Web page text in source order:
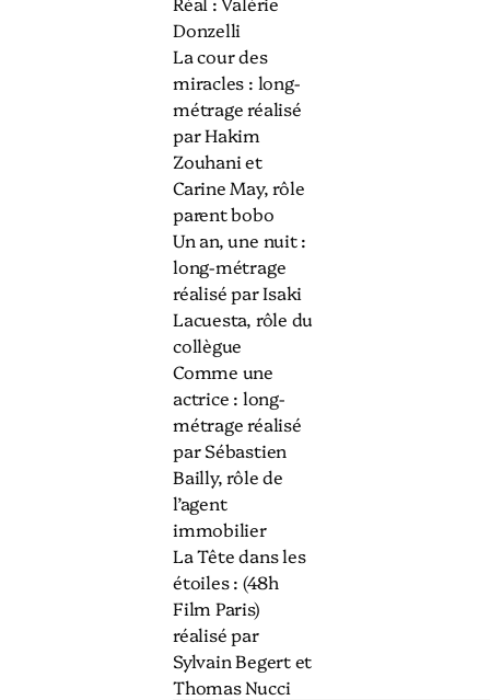
Donzelli
La cour des
miracles : long-
métrage réalisé
par Hakim
Zouhani et
Carine May, rôle
parent bobo
Un an, une nuit :
long-métrage
réalisé par Isaki
Lacuesta, rôle du
collègue
Comme une
actrice : long-
métrage réalisé
par Sébastien
Bailly, rôle de
l’agent
immobilier
La Tête dans les
étoiles : (48h
Film Paris)
réalisé par
Sylvain Begert et
Thomas Nucci